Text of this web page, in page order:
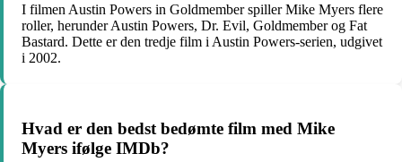
I filmen Austin Powers in Goldmember spiller Mike Myers flere
roller, herunder Austin Powers, Dr. Evil, Goldmember og Fat
Bastard. Dette er den tredje film i Austin Powers-serien, udgivet
i 2002.
Hvad er den bedst bedømte film med Mike
Myers ifølge IMDb?